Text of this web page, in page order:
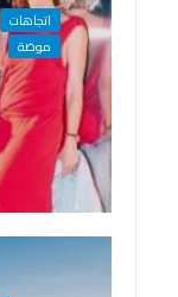
اتجاهات
موضة